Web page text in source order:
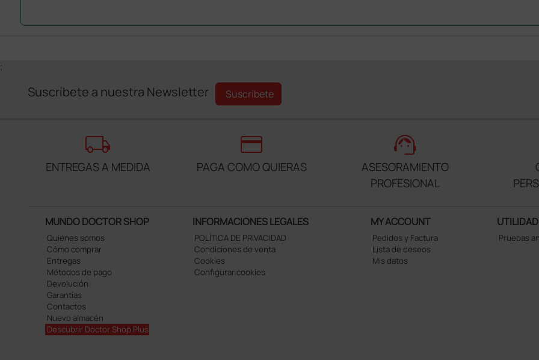
;
Suscríbete a nuestra Newsletter Suscríbete
local_shipping
ENTREGAS A MEDIDA
credit_card
PAGA COMO QUIERAS
support_agent
ASESORAMIENTO
PROFESIONAL
MUNDO DOCTOR SHOP
Quiénes somos
Cómo comprar
Entregas
Métodos de pago
Devolución
Garantías
Contactos
Nuevo almacén
Descubrir Doctor Shop Plus
INFORMACIONES LEGALES
POLÍTICA DE PRIVACIDAD
Condiciones de venta
Cookies
Configurar cookies
MY ACCOUNT
Pedidos y Factura
Lista de deseos
Mis datos
UTILIDAD
Pruebas